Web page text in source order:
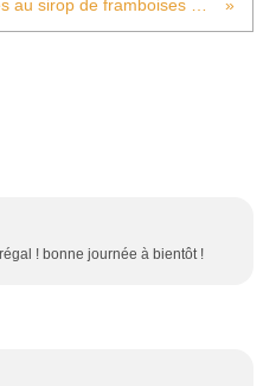
! bonne journée à bientôt !